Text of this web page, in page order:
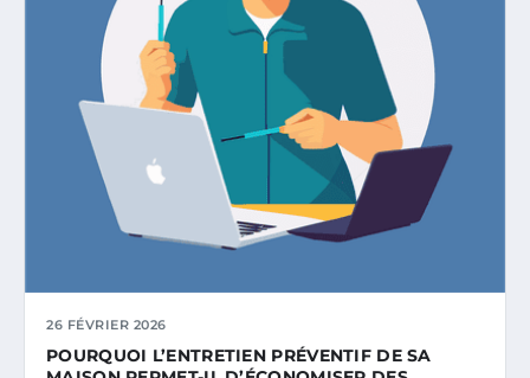
26 FÉVRIER 2026
POURQUOI L’ENTRETIEN PRÉVENTIF DE SA